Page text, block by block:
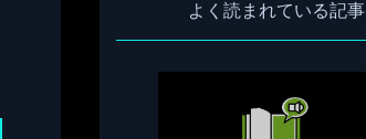
よく読まれている記事